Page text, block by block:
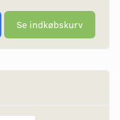
Se indkøbskurv